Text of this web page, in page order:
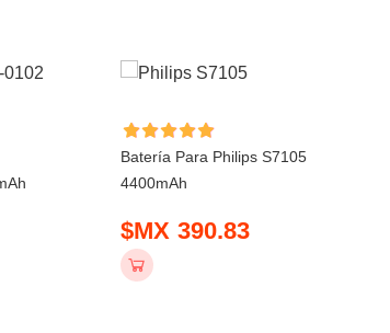
Batería Para Philips S7105
4400mAh
$MX 390.83